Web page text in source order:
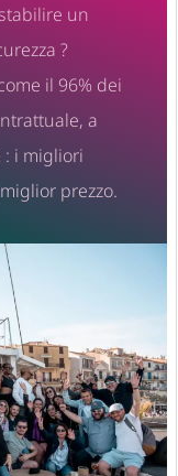
un
?
il 96% dei
a
i migliori
prezzo.